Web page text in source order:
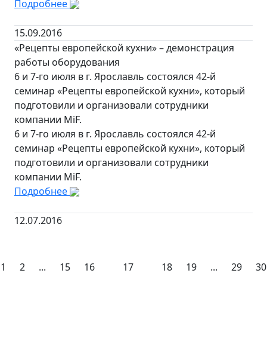
Подробнее
15.09.2016
«Рецепты европейской кухни» – демонстрация
работы оборудования
6 и 7-го июля в г. Ярославль состоялся 42-й
семинар «Рецепты европейской кухни», который
подготовили и организовали сотрудники
компании MiF.
6 и 7-го июля в г. Ярославль состоялся 42-й
семинар «Рецепты европейской кухни», который
подготовили и организовали сотрудники
компании MiF.
Подробнее
12.07.2016
1 2 ... 15 16 17 18 19 ... 29 30